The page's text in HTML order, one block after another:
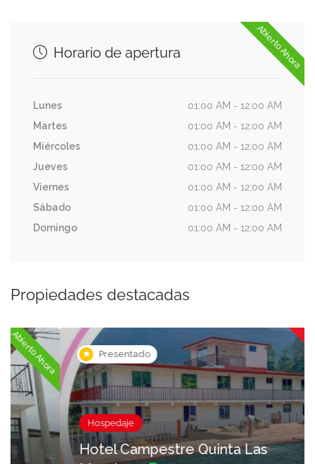
Abierto Ahora
Horario de apertura
Lunes
01:00 AM - 12:00 AM
Martes
01:00 AM - 12:00 AM
Miércoles
01:00 AM - 12:00 AM
Jueves
01:00 AM - 12:00 AM
Viernes
01:00 AM - 12:00 AM
Sábado
01:00 AM - 12:00 AM
Domingo
01:00 AM - 12:00 AM
Propiedades destacadas
Presentado Ahora cerrado
Hospedaje
Hotel Campestre Quinta Las